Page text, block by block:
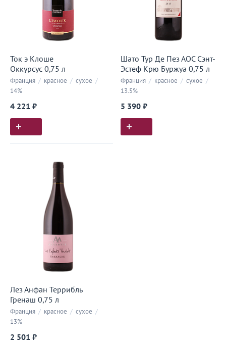
Ток э Клоше
Оккурсус 0,75 л
Франция / красное / сухое /
14%
4 221 ₽
Шато Тур Де Пез АОС Сэнт-
Эстеф Крю Буржуа 0,75 л
Франция / красное / сухое /
13.5%
5 390 ₽
Лез Анфан Террибль
Гренаш 0,75 л
Франция / красное / сухое /
13%
2 501 ₽